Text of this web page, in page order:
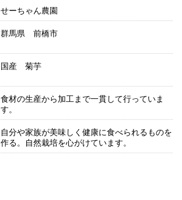
せーちゃん農園
群馬県 前橋市
国産 菊芋
食材の生産から加工まで一貫して行っていま
す。
自分や家族が美味しく健康に食べられるものを
作る。自然栽培を心がけています。